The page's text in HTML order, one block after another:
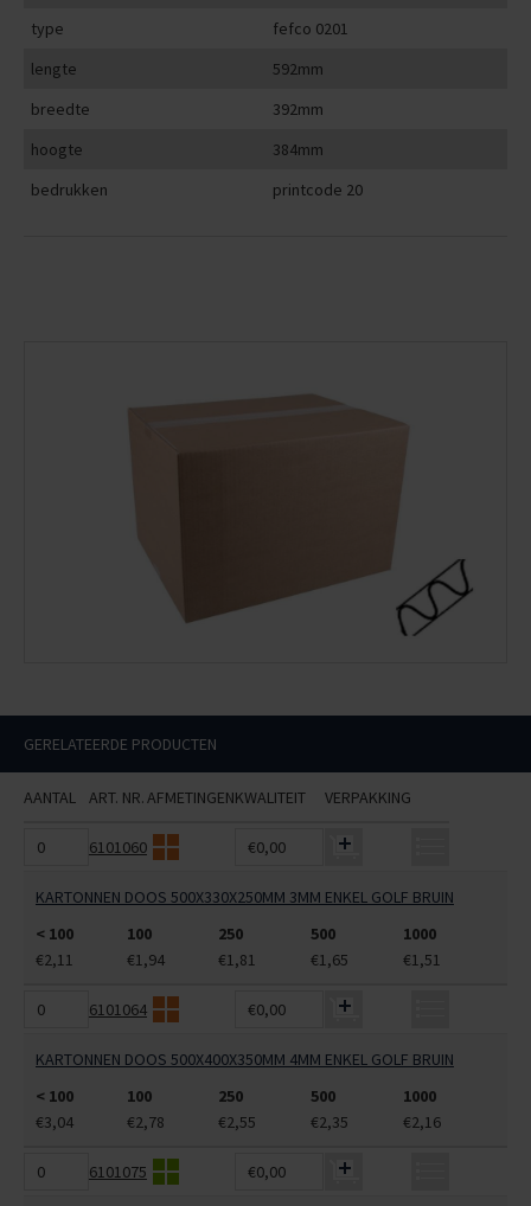
type
fefco 0201
lengte
592mm
breedte
392mm
hoogte
384mm
bedrukken
printcode 20
GERELATEERDE PRODUCTEN
AANTAL ART. NR.AFMETINGENKWALITEIT VERPAKKING
6101060 €0,00
KARTONNEN DOOS 500X330X250MM 3MM ENKEL GOLF BRUIN
< 100
100 250 500
1000
€2,11
€1,94 €1,81 €1,65 €1,51
6101064 €0,00
KARTONNEN DOOS 500X400X350MM 4MM ENKEL GOLF BRUIN
< 100
100 250 500
1000
€3,04
€2,78 €2,55 €2,35 €2,16
6101075 €0,00